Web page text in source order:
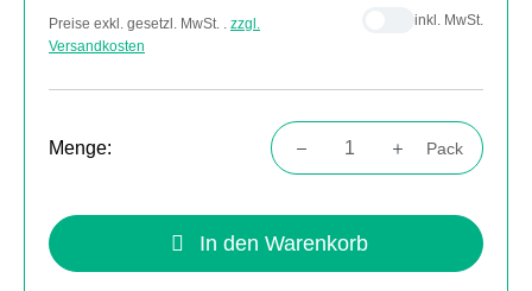
Preise exkl. gesetzl. MwSt. . zzgl.
Versandkosten
inkl. MwSt.
Menge:
Produkt Anzahl: Gib den gewünschten
Pack
In den Warenkorb